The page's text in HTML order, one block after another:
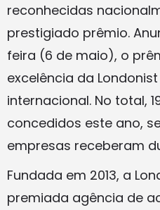
reconhecidas
prestigiado prêmio.
feira (6 de maio), o
excelência da
internacional. No total,
concedidos este ano,
empresas receberam
Fundada em 2013, a
premiada agência de